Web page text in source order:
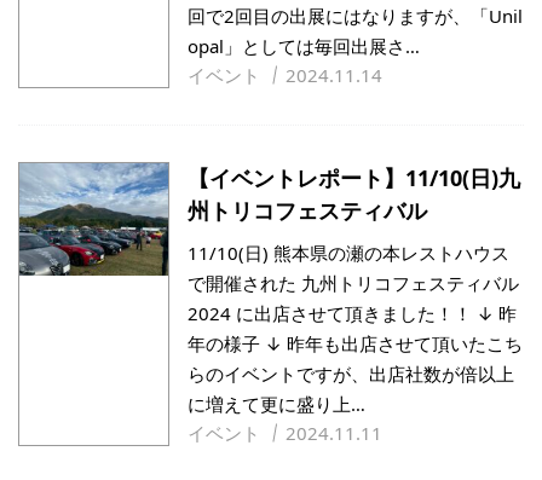
回で2回目の出展にはなりますが、「Unil
opal」としては毎回出展さ…
イベント
2024.11.14
【イベントレポート】11/10(日)九
州トリコフェスティバル
11/10(日) 熊本県の瀬の本レストハウス
で開催された 九州トリコフェスティバル
2024 に出店させて頂きました！！ ↓ 昨
年の様子 ↓ 昨年も出店させて頂いたこち
らのイベントですが、出店社数が倍以上
に増えて更に盛り上…
イベント
2024.11.11